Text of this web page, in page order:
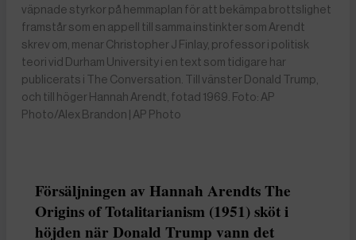
väpnade styrkor på hemmaplan för att bekämpa brottslighet
framstår som en appell till samma instinkter som Arendt
skrev om, menar Christopher J Finlay, professor i politisk
teori vid Durham University i en text som tidigare har
publicerats i The Conversation. Till vänster Donald Trump,
och till höger Hannah Arendt, fotad 1969. Foto: AP
Photo/Alex Brandon | AP Photo
Försäljningen av Hannah Arendts The
Origins of Totalitarianism (1951) sköt i
höjden när Donald Trump vann det